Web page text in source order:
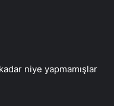
niye yapmamışlar